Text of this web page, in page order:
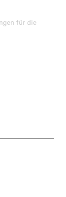
für die